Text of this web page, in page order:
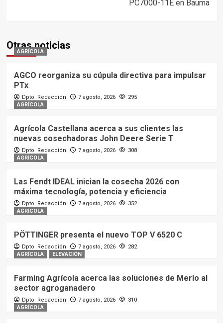
PC7000-11E en Bauma
Otras noticias
AGRÍCOLA
AGCO reorganiza su cúpula directiva para impulsar
PTx
Dpto. Redacción 7 agosto, 2026
295
AGRÍCOLA
Agrícola Castellana acerca a sus clientes las
nuevas cosechadoras John Deere Serie T
Dpto. Redacción 7 agosto, 2026
308
AGRÍCOLA
Las Fendt IDEAL inician la cosecha 2026 con
máxima tecnología, potencia y eficiencia
Dpto. Redacción 7 agosto, 2026
352
AGRÍCOLA
PÖTTINGER presenta el nuevo TOP V 6520 C
Dpto. Redacción 7 agosto, 2026
282
AGRÍCOLA
ELEVACIÓN
Farming Agrícola acerca las soluciones de Merlo al
sector agroganadero
Dpto. Redacción 7 agosto, 2026
310
AGRÍCOLA